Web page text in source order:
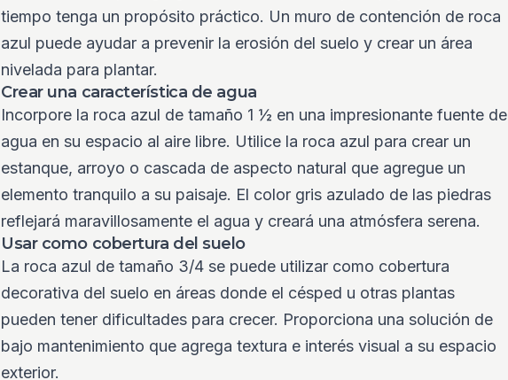
tiempo tenga un propósito práctico. Un muro de contención de roca
azul puede ayudar a prevenir la erosión del suelo y crear un área
nivelada para plantar.
Crear una característica de agua
Incorpore la roca azul de tamaño 1 ½ en una impresionante fuente de
agua en su espacio al aire libre. Utilice la roca azul para crear un
estanque, arroyo o cascada de aspecto natural que agregue un
elemento tranquilo a su paisaje. El color gris azulado de las piedras
reflejará maravillosamente el agua y creará una atmósfera serena.
Usar como cobertura del suelo
La roca azul de tamaño 3/4 se puede utilizar como cobertura
decorativa del suelo en áreas donde el césped u otras plantas
pueden tener dificultades para crecer. Proporciona una solución de
bajo mantenimiento que agrega textura e interés visual a su espacio
exterior.